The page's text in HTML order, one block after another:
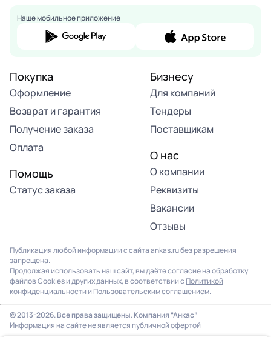
Наше мобильное приложение
Покупка
Оформление
Возврат и гарантия
Получение заказа
Оплата
Помощь
Статус заказа
Бизнесу
Для компаний
Тендеры
Поставщикам
О нас
О компании
Реквизиты
Вакансии
Отзывы
Публикация любой информации с сайта ankas.ru без разрешения
запрещена.
Продолжая использовать наш сайт, вы даёте согласие на обработку
файлов Cookies и других данных, в соответствии с Политикой
конфиденциальности и Пользовательским соглашением.
© 2013-2026. Все права защищены. Компания “Анкас”
Информация на сайте не является публичной офертой